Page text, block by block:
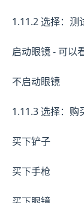
1.11.2 选择：测
启动眼镜 - 可以
不启动眼镜
1.11.3 选择：购
买下铲子
买下手枪